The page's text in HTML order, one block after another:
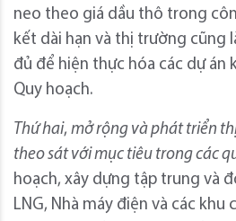
neo theo giá dầu thô trong
kết dài hạn và thị trường cũng
đủ để hiện thực hóa các dự án
Quy hoạch.
Thứ hai, mở rộng và phát triển
theo sát với mục tiêu trong các
hoạch, xây dựng tập trung và
LNG, Nhà máy điện và các